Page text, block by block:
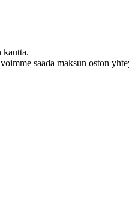
kautta.
saada maksun oston